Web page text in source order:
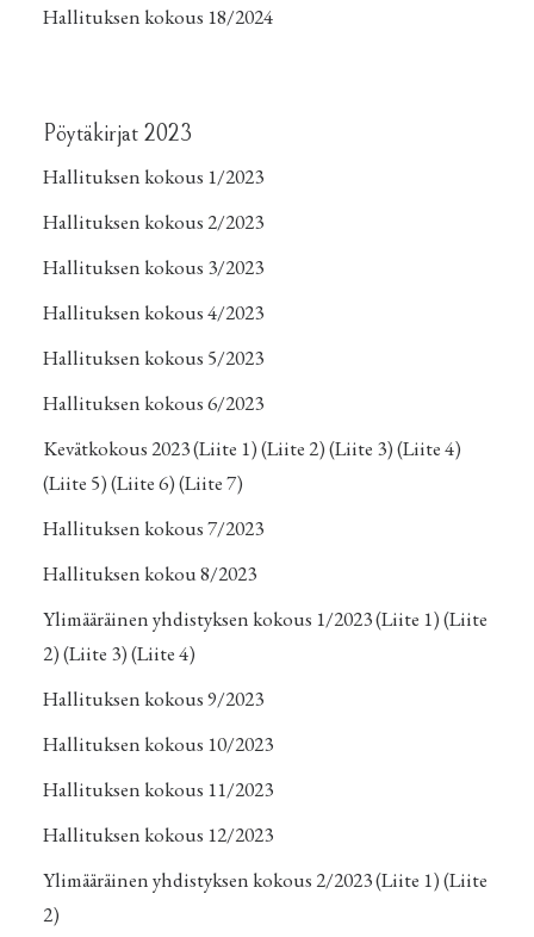
Hallituksen kokous 18/2024
Pöytäkirjat 2023
Hallituksen kokous 1/2023
Hallituksen kokous 2/2023
Hallituksen kokous 3/2023
Hallituksen kokous 4/2023
Hallituksen kokous 5/2023
Hallituksen kokous 6/2023
Kevätkokous 2023(Liite 1)(Liite 2)(Liite 3)(Liite 4)
(Liite 5)(Liite 6)(Liite 7)
Hallituksen kokous 7/2023
Hallituksen kokou 8/2023
Ylimääräinen yhdistyksen kokous 1/2023(Liite 1)(Liite
2)(Liite 3)(Liite 4)
Hallituksen kokous 9/2023
Hallituksen kokous 10/2023
Hallituksen kokous 11/2023
Hallituksen kokous 12/2023
Ylimääräinen yhdistyksen kokous 2/2023(Liite 1)(Liite
2)